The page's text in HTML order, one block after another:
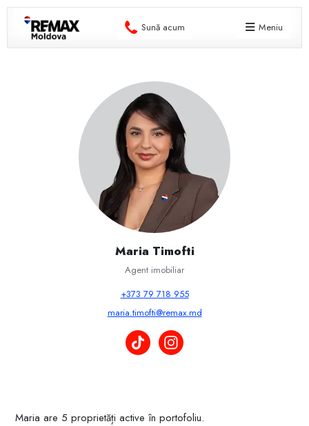
Sună acum Meniu
Maria Timofti
Agent imobiliar
+373 79 718 955
maria.timofti@remax.md
Maria Timofti pe TikTok
Maria Timofti pe Instagram
Maria are 5 proprietăți active în portofoliu.